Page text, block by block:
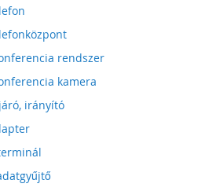
rendszer
kamera
irányító